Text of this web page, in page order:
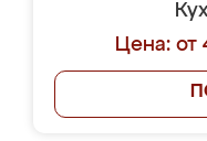
Цена: от